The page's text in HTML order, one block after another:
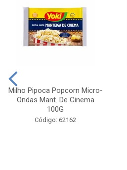
Milho Pipoca Popcorn Micro-
Ondas Mant. De Cinema
100G
Código: 62162